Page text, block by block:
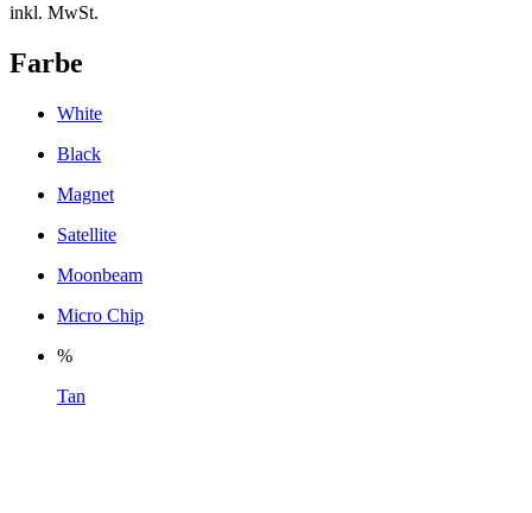
inkl. MwSt.
Farbe
White
Black
Magnet
Satellite
Moonbeam
Micro Chip
%
Tan